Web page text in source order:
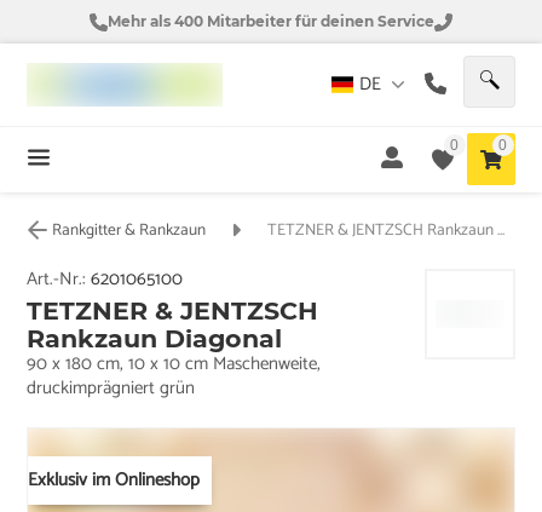
Mehr als 400 Mitarbeiter für deinen Service
DE
0 0
Rankgitter & Rankzaun TETZNER & JENTZSCH Rankzaun Diagonal
Exklusiv im Onlineshop
Art.-Nr.:6201065100
TETZNER & JENTZSCH
Rankzaun Diagonal
90 x 180 cm, 10 x 10 cm Maschenweite,
druckimprägniert grün